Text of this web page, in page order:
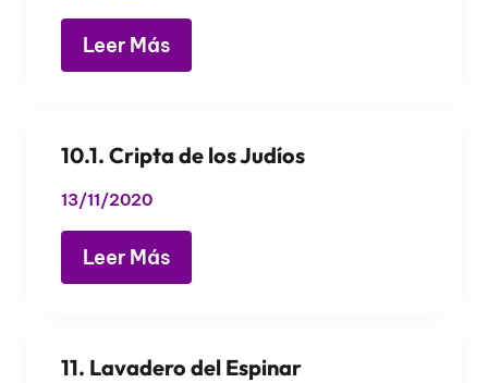
Leer Más
10.1. Cripta de los Judíos
13/11/2020
Leer Más
11. Lavadero del Espinar